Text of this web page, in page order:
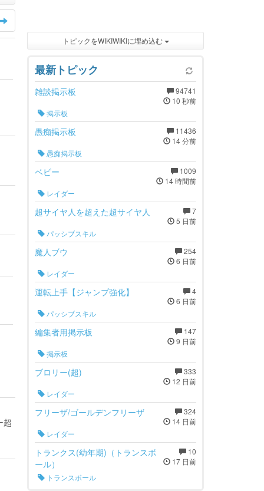
超
トピックをWIKIWIKIに埋め込む
最新トピック
94741
10 秒前
雑談掲示板
掲示板
11436
14 分前
愚痴掲示板
愚痴掲示板
1009
14 時間前
ベビー
レイダー
7
5 日前
超サイヤ人を超えた超サイヤ人
パッシブスキル
254
6 日前
魔人ブウ
レイダー
4
6 日前
運転上手【ジャンプ強化】
パッシブスキル
147
9 日前
編集者用掲示板
掲示板
333
12 日前
ブロリー(超)
レイダー
324
14 日前
フリーザ/ゴールデンフリーザ
レイダー
10
17 日前
トランクス(幼年期)（トランスボ
ール）
トランスボール